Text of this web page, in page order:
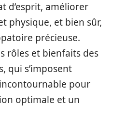
d’esprit, améliorer
physique, et bien sûr,
précieuse.
rôles et bienfaits des
qui s’imposent
pour
optimale et un